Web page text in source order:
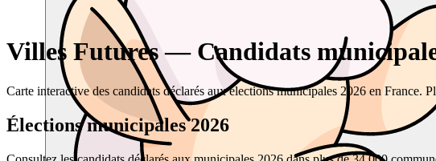
Villes Futures — Candidats
Carte interactive des candidats déclarés aux élections municipales 2026 en France.
Élections municipales 2026